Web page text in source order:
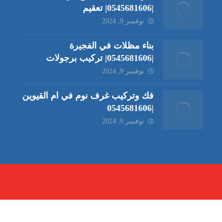
|0545681606| تعقيم
نوفمبر 9, 2024
بناء مظلات في الفجيرة
|0545681606| تركيب برجولات
نوفمبر 9, 2024
فك وتركيب غرف نوم في ام القيوين
|0545681606
نوفمبر 9, 2024